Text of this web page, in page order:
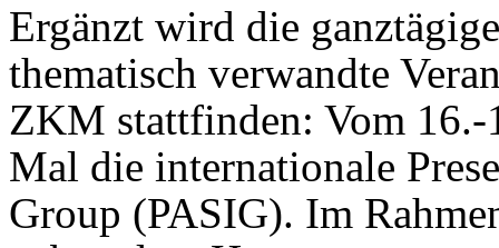
Ergänzt wird die
thematisch verwandte
ZKM stattfinden: Vom
Mal die internationale
Group (PASIG). Im